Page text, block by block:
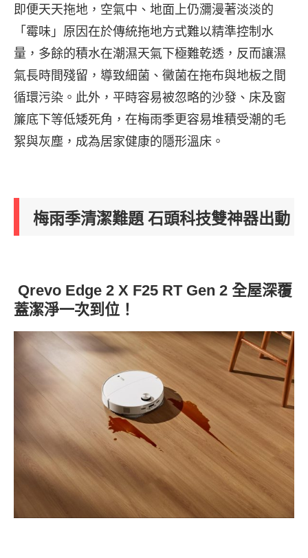
即便天天拖地，空氣中、地面上仍瀰漫著淡淡的
「霉味」原因在於傳統拖地方式難以精準控制水
量，多餘的積水在潮濕天氣下極難乾透，反而讓濕
氣長時間殘留，導致細菌、黴菌在拖布與地板之間
循環污染。此外，平時容易被忽略的沙發、床及窗
簾底下等低矮死角，在梅雨季更容易堆積受潮的毛
絮與灰塵，成為居家健康的隱形溫床。
梅雨季清潔難題 石頭科技雙神器出動
Qrevo Edge 2 X F25 RT Gen 2 全屋深覆
蓋潔淨一次到位！